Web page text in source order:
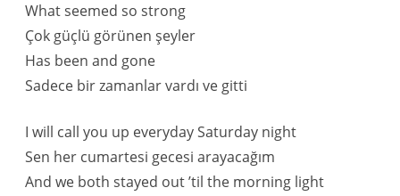
What seemed so strong
Çok güçlü görünen şeyler
Has been and gone
Sadece bir zamanlar vardı ve gitti
I will call you up everyday Saturday night
Sen her cumartesi gecesi arayacağım
And we both stayed out ’til the morning light